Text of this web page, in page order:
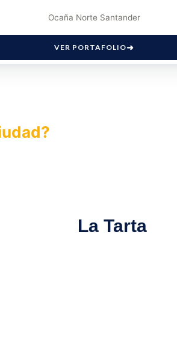
Ocaña Norte Santander
VER PORTAFOLIO
La Tarta